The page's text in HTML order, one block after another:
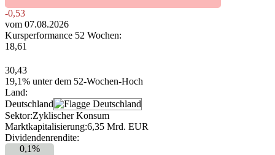
-0,53
vom 07.08.2026
Kursperformance 52 Wochen:
18,61
30,43
19,1% unter dem 52-Wochen-Hoch
Land:
Deutschland
Sektor:Zyklischer Konsum
Marktkapitalisierung:6,35 Mrd. EUR
Dividendenrendite:
0,1%